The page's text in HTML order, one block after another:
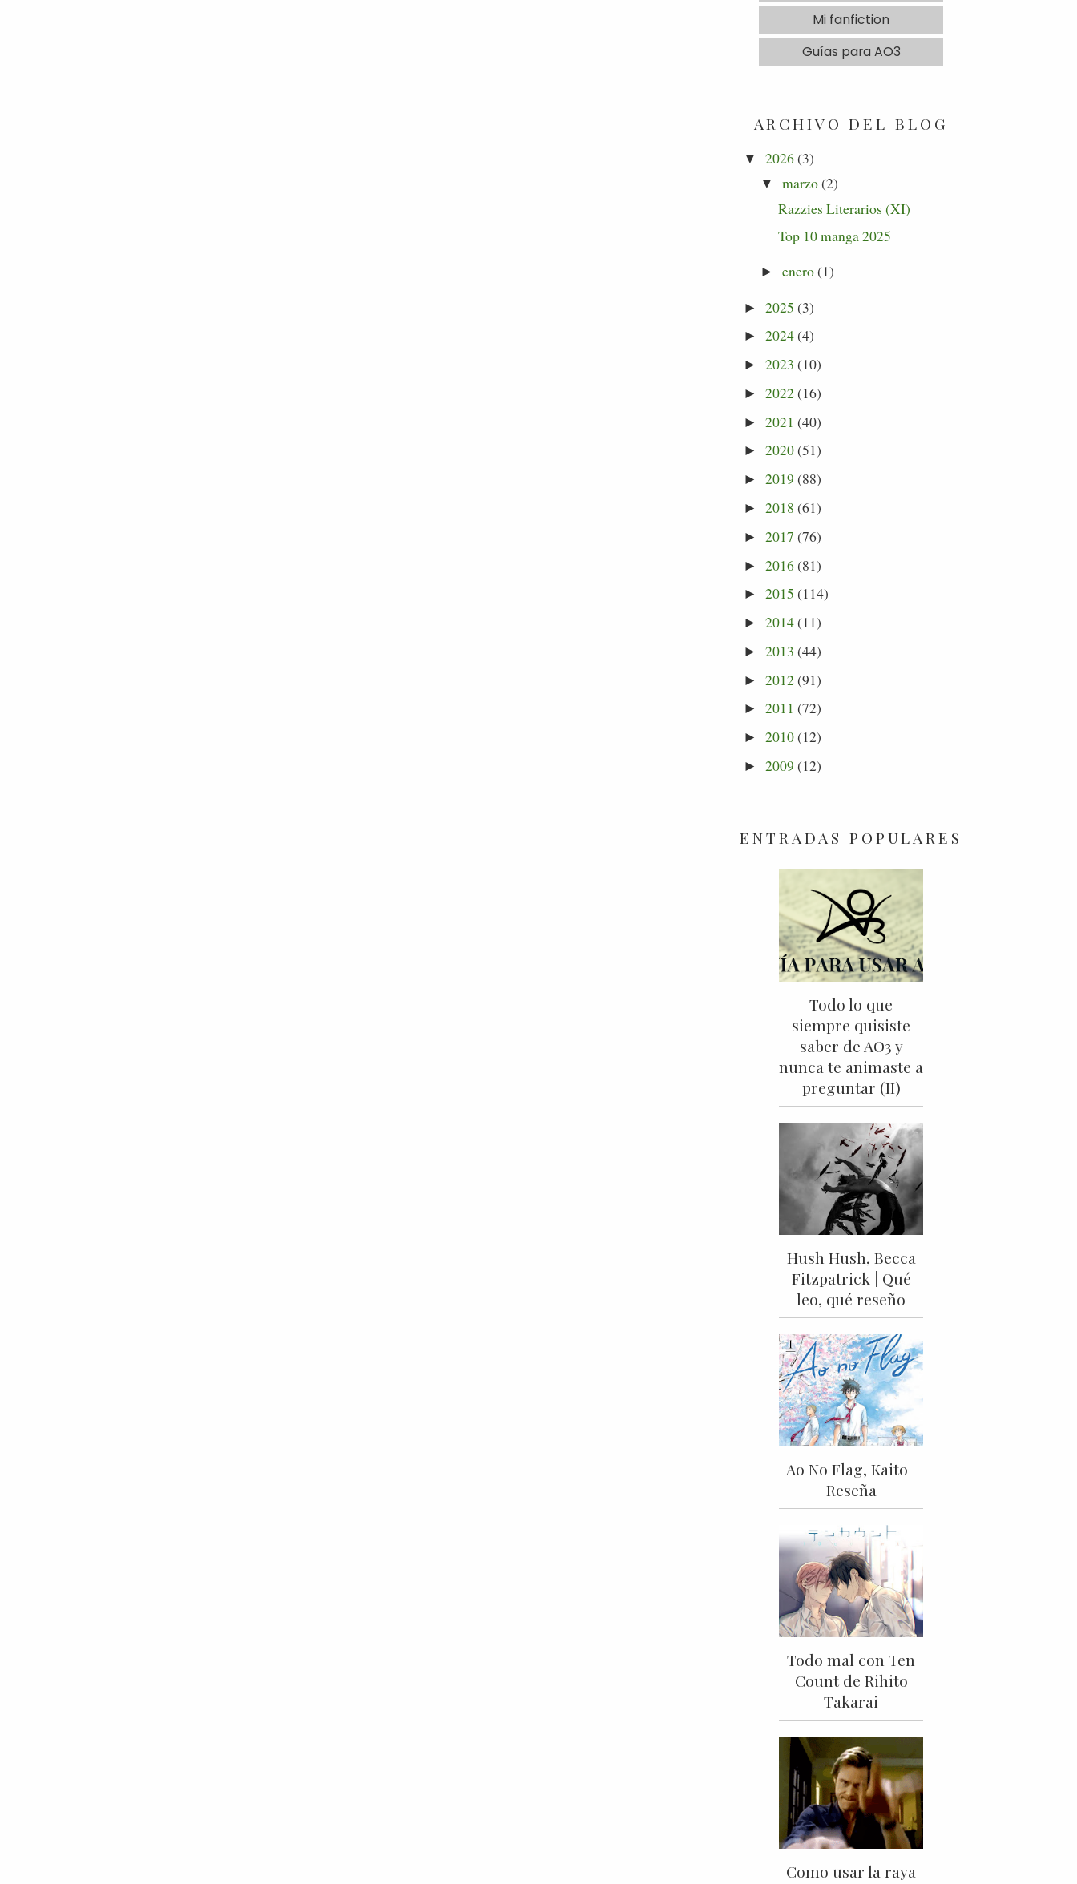
Mi fanfiction
Guías para AO3
ARCHIVO DEL BLOG
▼ 2026(3)
▼ marzo(2)
Razzies Literarios (XI)
Top 10 manga 2025
►enero(1)
► 2025 (3)
► 2024(4)
► 2023 (10)
► 2022(16)
► 2021 (40)
► 2020(51)
► 2019 (88)
► 2018 (61)
► 2017 (76)
► 2016(81)
► 2015 (114)
► 2014(11)
► 2013 (44)
► 2012(91)
► 2011 (72)
► 2010(12)
► 2009 (12)
ENTRADAS POPULARES
Todo lo que
siempre quisiste
saber de AO3 y
nunca te animaste a
preguntar (II)
Hush Hush, Becca
Fitzpatrick | Qué
leo, qué reseño
Ao No Flag, Kaito |
Reseña
Todo mal con Ten
Count de Rihito
Takarai
Como usar la raya